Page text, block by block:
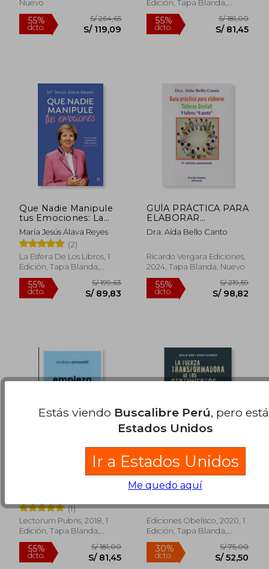
20%
dcto.
S/ 99,00
S/ 79,20
Rápido
20%
dcto.
S/
S/
Rápido
Nuevo
55%
dcto.
S/ 264,65
S/ 119,09
Edición, Tapa Blanda,
Nuevo
55%
dcto.
S/
S/
Que Nadie Manipule
tus Emociones: La
Psicología Cambió mi
Vida y Puede Cambiar
la Tuya
María Jesús Álava Reyes
(2)
La Esfera De Los Libros, 1
Edición, Tapa Blanda,
Nuevo
GUÍA PRÁCTICA PARA
ELABORAR
TALLERES GESTALT.
2ª Ed. Aumentada
Dra. Aída Bello Canto
Ricardo Vergara Ediciones,
2024, Tapa Blanda, Nuevo
(1)
Lectorum Pubns, 2018, 1
Edición, Tapa Blanda,
Nuevo
Transformadora de
los Sentimientos
GrüN; Bernd
Deininger - Libro
Físico
Ediciones Obelisco, 2020, 1
Edición, Tapa Blanda,
Nuevo
Estás viendo Buscalibre Perú, pero
Estados Unidos
Ir a Estados Unidos
Me quedo aquí